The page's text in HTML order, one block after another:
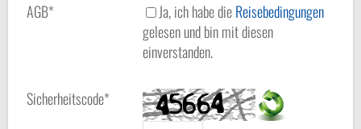
AGB*
Ja, ich habe dieReisebedingungen
gelesen und bin mit diesen
einverstanden.
Sicherheitscode*